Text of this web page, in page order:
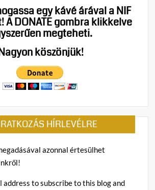
egy kávé árával a NIF
A DONATE gombra klikkelve
megteheti.
köszönjük!
HÍRLEVÉLRE
azonnal értesülhet
address to subscribe to this blog and